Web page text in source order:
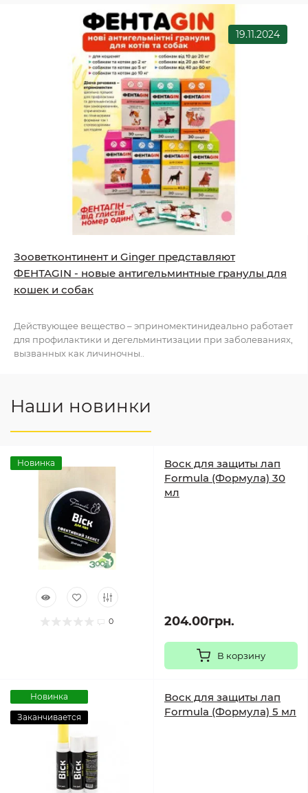
19.11.2024
Зооветконтинент и Ginger представляют
ФЕНТАGIN - новые антигельминтные гранулы для
кошек и собак
Действующее вещество – эприномектинидеально работает
для профилактики и дегельминтизации при заболеваниях,
вызванных как личиночны..
Наши новинки
Новинка
0
Воск для защиты лап
Formula (Формула) 30
мл
204.00грн.
В корзину
Новинка
Заканчивается
Воск для защиты лап
Formula (Формула) 5 мл